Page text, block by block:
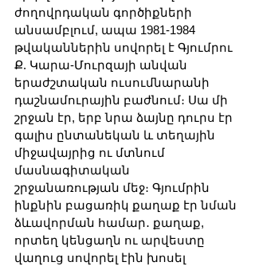
ժողովրդական գործիքների
անսամբլում, ապա 1981-1984
թվականներին սովորել է Գյումրու
Ք. Կարա-Մուրզայի անվան
երաժշտական ուսումնարանի
դաշնամուրային բաժնում։ Սա մի
շրջան էր, երբ նրա ձայնը դուրս էր
գալիս ընտանեկան և տեղային
միջավայրից ու մտնում
մասնագիտական
շրջանառության մեջ։ Գյումրին
ինքնին բացառիկ քաղաք էր նման
ձևավորման համար․ քաղաք,
որտեղ կենցաղն ու արվեստը
վաղուց սովորել էին խոսել